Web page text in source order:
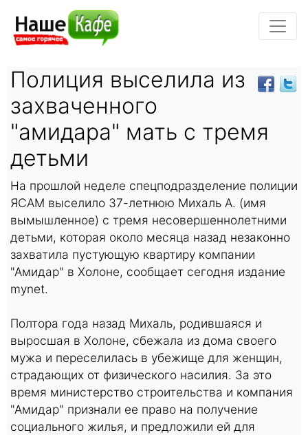
Полиция выселила из
захваченного
"амидара" мать с тремя
детьми
На прошлой неделе спецподразделение полиции
ЯСАМ выселило 37-летнюю Михаль А. (имя
вымышленное) с тремя несовершеннолетними
детьми, которая около месяца назад незаконно
захватила пустующую квартиру компании
"Амидар" в Холоне, сообщает сегодня издание
mynet.
Полтора года назад Михаль, родившаяся и
выросшая в Холоне, сбежала из дома своего
мужа и переселилась в убежище для женщин,
страдающих от физического насилия. За это
время министерство строительства и компания
"Амидар" признали ее право на получение
социального жилья, и предложили ей для